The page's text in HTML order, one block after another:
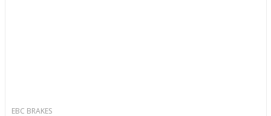
EBC BRAKES